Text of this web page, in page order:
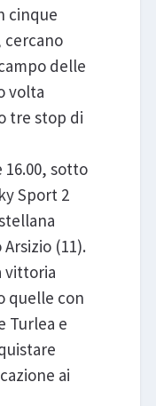
cinque
cercano
delle
volta
tre stop di
sotto
Sport 2
(11).
vittoria
quelle con
Turlea e
ai